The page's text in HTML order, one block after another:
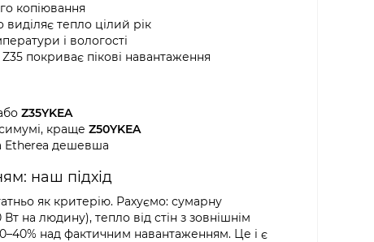
копіювання
виділяє тепло цілий рік
і вологості
покриває пікові навантаження
Z35YKEA
краще Z50YKEA
Etherea дешевша
наш підхід
як критерію. Рахуємо: сумарну
на людину), тепло від стін з зовнішнім
над фактичним навантаженням. Це і є